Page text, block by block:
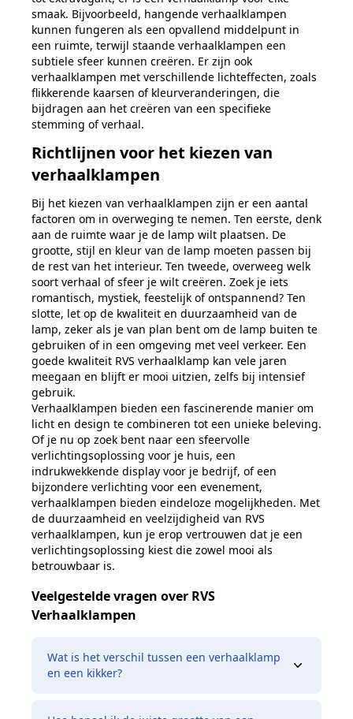
smaak. Bijvoorbeeld, hangende verhaalklampen
kunnen fungeren als een opvallend middelpunt in
een ruimte, terwijl staande verhaalklampen een
subtiele sfeer kunnen creëren. Er zijn ook
verhaalklampen met verschillende lichteffecten, zoals
flikkerende kaarsen of kleurveranderingen, die
bijdragen aan het creëren van een specifieke
stemming of verhaal.
Richtlijnen voor het kiezen van
verhaalklampen
Bij het kiezen van verhaalklampen zijn er een aantal
factoren om in overweging te nemen. Ten eerste, denk
aan de ruimte waar je de lamp wilt plaatsen. De
grootte, stijl en kleur van de lamp moeten passen bij
de rest van het interieur. Ten tweede, overweeg welk
soort verhaal of sfeer je wilt creëren. Zoek je iets
romantisch, mystiek, feestelijk of ontspannend? Ten
slotte, let op de kwaliteit en duurzaamheid van de
lamp, zeker als je van plan bent om de lamp buiten te
gebruiken of in een omgeving met veel verkeer. Een
goede kwaliteit RVS verhaalklamp kan vele jaren
meegaan en blijft er mooi uitzien, zelfs bij intensief
gebruik.
Verhaalklampen bieden een fascinerende manier om
licht en design te combineren tot een unieke beleving.
Of je nu op zoek bent naar een sfeervolle
verlichtingsoplossing voor je huis, een
indrukwekkende display voor je bedrijf, of een
bijzondere verlichting voor een evenement,
verhaalklampen bieden eindeloze mogelijkheden. Met
de duurzaamheid en veelzijdigheid van RVS
verhaalklampen, kun je erop vertrouwen dat je een
verlichtingsoplossing kiest die zowel mooi als
betrouwbaar is.
Veelgestelde vragen over RVS
Verhaalklampen
Wat is het verschil tussen een verhaalklamp
en een kikker?